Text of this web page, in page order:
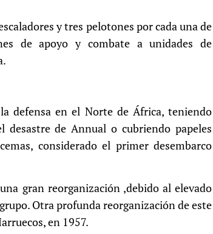
y tres pelotones por cada una de
de apoyo y combate a unidades de
defensa en el Norte de África, teniendo
de Annual o cubriendo papeles
considerado el primer desembarco
gran reorganización ,debido al elevado
Otra profunda reorganización de este
en 1957.